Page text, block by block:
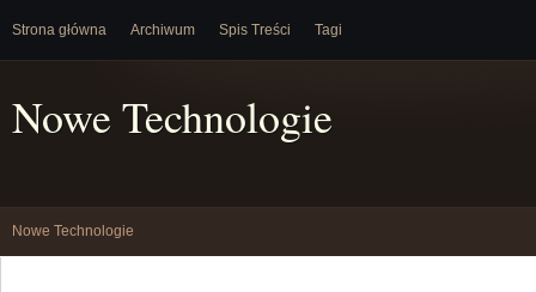
Strona główna Archiwum Spis Treści Tagi
Nowe Technologie
Nowe Technologie